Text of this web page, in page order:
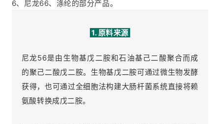
6、尼龙66、涤纶的部分产品。
1. 原料来源
尼龙56是由生物基戊二胺和石油基己二酸聚合而成
的聚己二酸戊二胺。生物基戊二胺可通过微生物发酵
获得，也可通过全细胞法构建大肠杆菌系统直接将赖
氨酸转换成戊二胺。